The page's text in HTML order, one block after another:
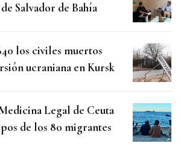
Salvador de Bahía
los civiles muertos
ucraniana en Kursk
Legal de Ceuta
de los 80 migrantes